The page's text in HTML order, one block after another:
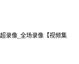
录像_全场录像【视频集